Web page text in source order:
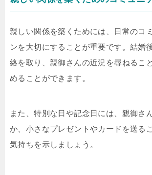
親しい関係を築くためには、日常のコ
ンを大切にすることが重要です。結婚
絡を取り、親御さんの近況を尋ねるこ
めることができます。
また、特別な日や記念日には、親御さ
か、小さなプレゼントやカードを送る
気持ちを示しましょう。